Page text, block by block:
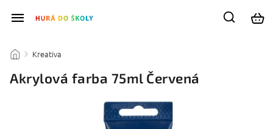
/ Kreativa
Akrylová farba 75ml Červená